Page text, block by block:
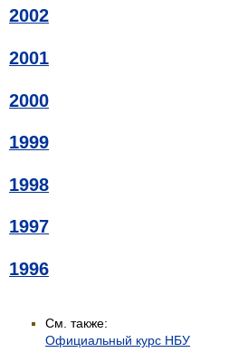
2002
2001
2000
1999
1998
1997
1996
См. также:
Официальный курс НБУ